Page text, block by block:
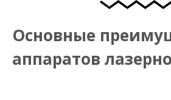
Основные
аппаратов